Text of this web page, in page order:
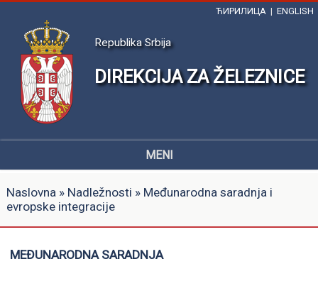
ЋИРИЛИЦА | ENGLISH
Republika Srbija
DIREKCIJA ZA ŽELEZNICE
MENI
Naslovna» Nadležnosti » Međunarodna saradnja i
evropske integracije
MEĐUNARODNA SARADNJA